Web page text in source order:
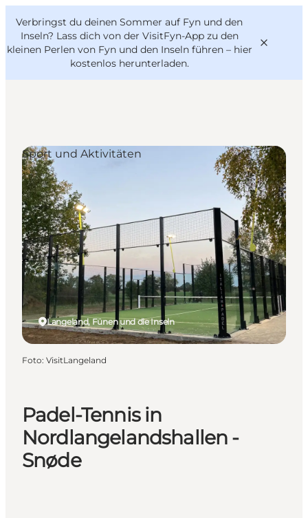
Verbringst du deinen Sommer auf Fyn und den
Inseln? Lass dich von der VisitFyn-App zu den
kleinen Perlen von Fyn und den Inseln führen – hier
kostenlos herunterladen.
Reise Ideen
Outdoor & bike
Essen & trinken
Übernachtung
VisitFyn
Deutsch
Padel-Tennis in
Nordlangelandshallen -
Snøde
Langeland, Fünen und die Inseln
Sport und Aktivitäten
Foto: VisitLangeland